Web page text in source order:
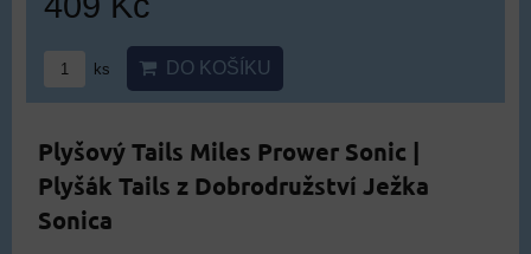
ks DO KOŠÍKU
Plyšový Tails Miles Prower Sonic |
Plyšák Tails z Dobrodružství Ježka
Sonica